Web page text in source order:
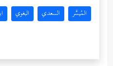
المُيسَّر السعدي البغوي